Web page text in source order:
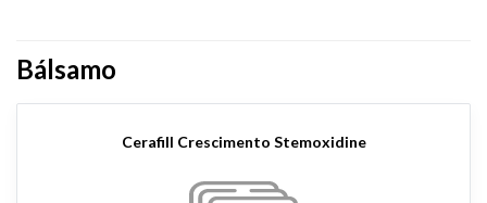
Bálsamo
Cerafill Crescimento Stemoxidine